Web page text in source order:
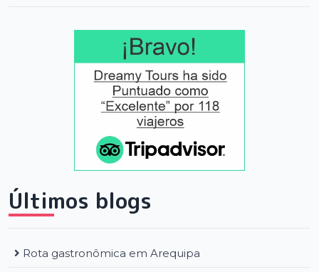
Últimos blogs
Rota gastronômica em Arequipa